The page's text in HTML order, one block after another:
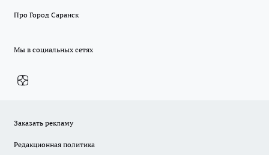
Про Город Саранск
Мы в социальных сетях
Заказать рекламу
Редакционная политика